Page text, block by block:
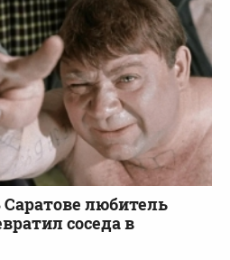
любитель
соседа в